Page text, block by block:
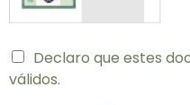
Declaro que estes
válidos.